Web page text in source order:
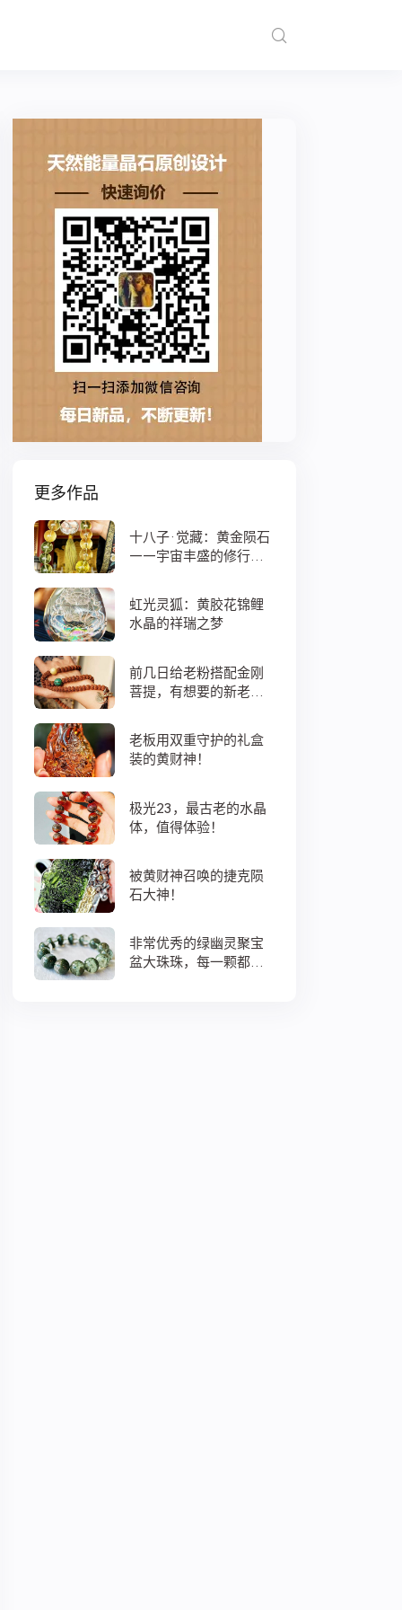
更多作品
十八子·觉藏：黄金陨石
——宇宙丰盛的修行之
虹光灵狐：黄胶花锦鲤
水晶的祥瑞之梦
前几日给老粉搭配金刚
菩提，有想要的新老
老板用双重守护的礼盒
装的黄财神！
极光23，最古老的水晶
体，值得体验！
被黄财神召唤的捷克陨
石大神！
非常优秀的绿幽灵聚宝
盆大珠珠，每一颗都蕴